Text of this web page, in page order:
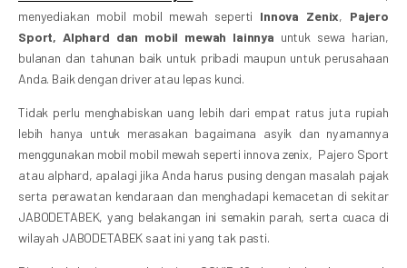
menyediakan mobil mobil mewah seperti Innova Zenix, Pajero
Sport, Alphard dan mobil mewah lainnya untuk sewa harian,
bulanan dan tahunan baik untuk pribadi maupun untuk perusahaan
Anda. Baik dengan driver atau lepas kunci.
Tidak perlu menghabiskan uang lebih dari empat ratus juta rupiah
lebih hanya untuk merasakan bagaimana asyik dan nyamannya
menggunakan mobil mobil mewah seperti innova zenix, Pajero Sport
atau alphard, apalagi jika Anda harus pusing dengan masalah pajak
serta perawatan kendaraan dan menghadapi kemacetan di sekitar
JABODETABEK, yang belakangan ini semakin parah, serta cuaca di
wilayah JABODETABEK saat ini yang tak pasti.